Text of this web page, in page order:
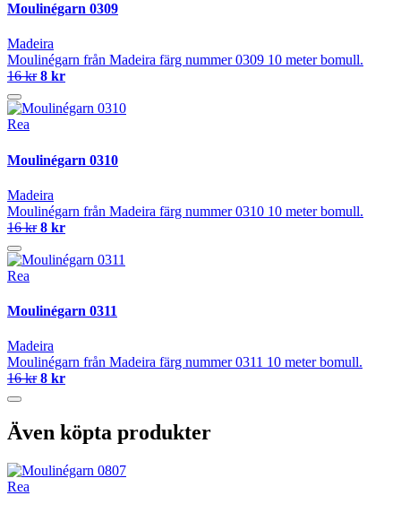
Moulinégarn 0309
Madeira
Moulinégarn från Madeira färg nummer 0309 10 meter bomull.
16 kr 8 kr
Rea
Moulinégarn 0310
Madeira
Moulinégarn från Madeira färg nummer 0310 10 meter bomull.
16 kr 8 kr
Rea
Moulinégarn 0311
Madeira
Moulinégarn från Madeira färg nummer 0311 10 meter bomull.
16 kr 8 kr
Även köpta produkter
Rea